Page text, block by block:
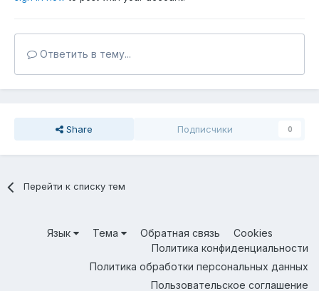
Ответить в тему...
Share Подписчики 0
Перейти к списку тем
Язык Тема Обратная связь
Cookies
Политика конфиденциальности
Политика обработки персональных данных
Пользовательское соглашение